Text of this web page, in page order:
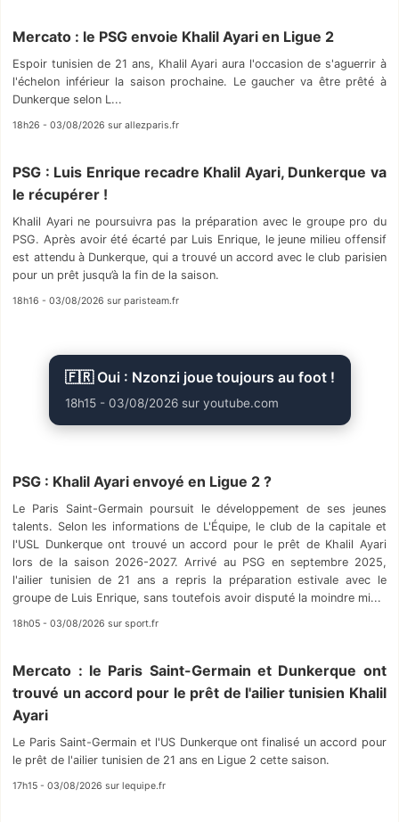
Mercato : le PSG envoie Khalil Ayari en Ligue 2
Espoir tunisien de 21 ans, Khalil Ayari aura l'occasion de s'aguerrir à
l'échelon inférieur la saison prochaine. Le gaucher va être prêté à
Dunkerque selon L...
18h26 - 03/08/2026 sur allezparis.fr
PSG : Luis Enrique recadre Khalil Ayari, Dunkerque va
le récupérer !
Khalil Ayari ne poursuivra pas la préparation avec le groupe pro du
PSG. Après avoir été écarté par Luis Enrique, le jeune milieu offensif
est attendu à Dunkerque, qui a trouvé un accord avec le club parisien
pour un prêt jusqu’à la fin de la saison.
18h16 - 03/08/2026 sur paristeam.fr
🇫🇷 Oui : Nzonzi joue toujours au foot !
18h15 - 03/08/2026 sur youtube.com
PSG : Khalil Ayari envoyé en Ligue 2 ?
Le Paris Saint-Germain poursuit le développement de ses jeunes
talents. Selon les informations de L'Équipe, le club de la capitale et
l'USL Dunkerque ont trouvé un accord pour le prêt de Khalil Ayari
lors de la saison 2026-2027. Arrivé au PSG en septembre 2025,
l'ailier tunisien de 21 ans a repris la préparation estivale avec le
groupe de Luis Enrique, sans toutefois avoir disputé la moindre mi...
18h05 - 03/08/2026 sur sport.fr
Mercato : le Paris Saint-Germain et Dunkerque ont
trouvé un accord pour le prêt de l'ailier tunisien Khalil
Ayari
Le Paris Saint-Germain et l'US Dunkerque ont finalisé un accord pour
le prêt de l'ailier tunisien de 21 ans en Ligue 2 cette saison.
17h15 - 03/08/2026 sur lequipe.fr